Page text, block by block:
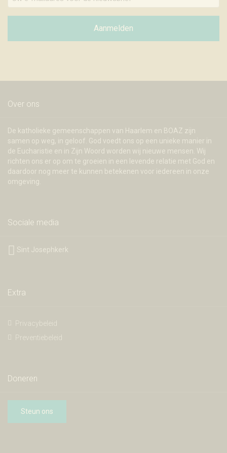
e-
mailadres
de
Aanmelden
Over ons
De katholieke gemeenschappen van Haarlem en BOAZ zijn
samen op weg, in geloof. God voedt ons op een unieke manier in
de Eucharistie en in Zijn Woord worden wij nieuwe mensen. Wij
richten ons er op om te groeien in een levende relatie met God en
daardoor nog meer te kunnen betekenen voor iedereen in onze
omgeving.
Sociale media
Sint Josephkerk
Extra
Privacybeleid
Preventiebeleid
Doneren
Steun ons